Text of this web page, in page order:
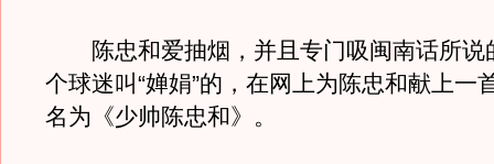
陈忠和爱抽烟，并且专门吸闽南话所说
个球迷叫“婵娟”的，在网上为陈忠和献上一
名为《少帅陈忠和》。